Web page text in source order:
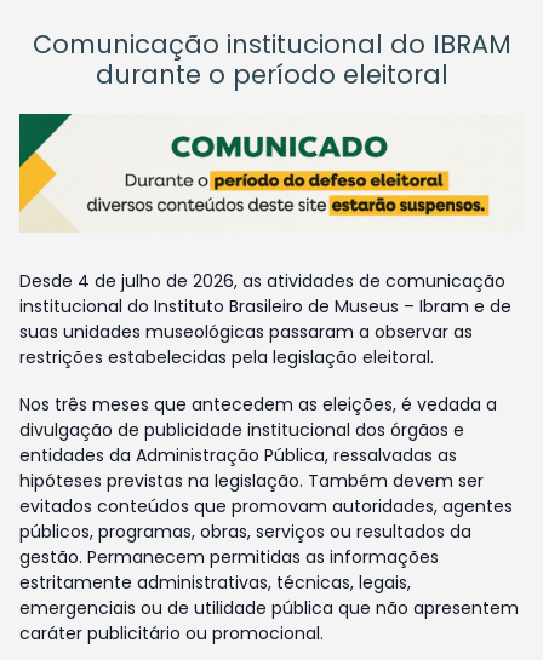
Comunicação institucional do IBRAM
durante o período eleitoral
Desde 4 de julho de 2026, as atividades de comunicação
institucional do Instituto Brasileiro de Museus – Ibram e de
suas unidades museológicas passaram a observar as
restrições estabelecidas pela legislação eleitoral.
Nos três meses que antecedem as eleições, é vedada a
divulgação de publicidade institucional dos órgãos e
entidades da Administração Pública, ressalvadas as
hipóteses previstas na legislação. Também devem ser
evitados conteúdos que promovam autoridades, agentes
públicos, programas, obras, serviços ou resultados da
gestão. Permanecem permitidas as informações
estritamente administrativas, técnicas, legais,
emergenciais ou de utilidade pública que não apresentem
caráter publicitário ou promocional.